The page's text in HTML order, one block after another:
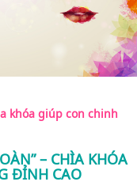
khóa giúp con chinh
– CHÌA KHÓA
ĐỈNH CAO